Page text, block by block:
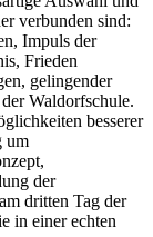
verbunden sind:
Impuls der
Frieden
gelingender
Waldorfschule.
besserer
um
der
dritten Tag der
in einer echten